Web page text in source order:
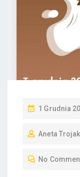
P
S
1 Grudnia
Aneta Trojak
No